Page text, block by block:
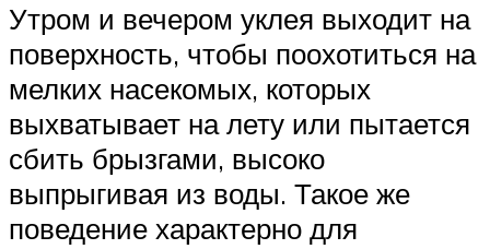
Утром и вечером уклея выходит на
поверхность, чтобы поохотиться на
мелких насекомых, которых
выхватывает на лету или пытается
сбить брызгами, высоко
выпрыгивая из воды. Такое же
поведение характерно для